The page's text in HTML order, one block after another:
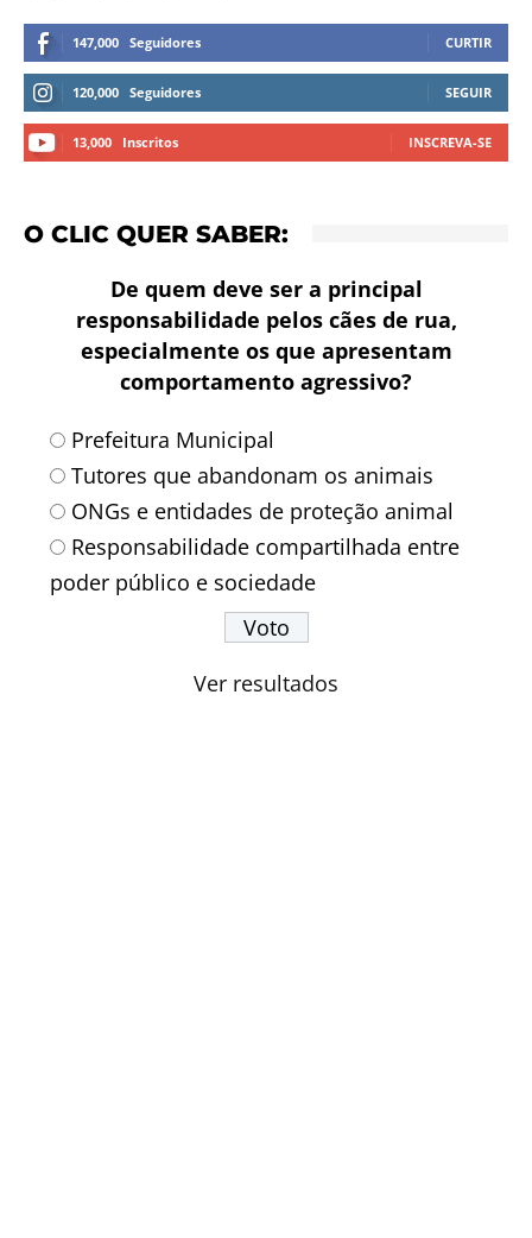
147,000 Seguidores CURTIR
120,000 Seguidores SEGUIR
13,000 Inscritos INSCREVA-SE
O CLIC QUER SABER:
De quem deve ser a principal
responsabilidade pelos cães de rua,
especialmente os que apresentam
comportamento agressivo?
Prefeitura Municipal
Tutores que abandonam os animais
ONGs e entidades de proteção animal
Responsabilidade compartilhada entre
poder público e sociedade
Ver resultados